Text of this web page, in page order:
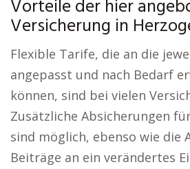
Vorteile der hier
Versicherung in
Flexible Tarife, die an die
angepasst und nach Bedarf
können, sind bei vielen
Zusätzliche Absicherungen
sind möglich, ebenso wie die
Beiträge an ein verändertes